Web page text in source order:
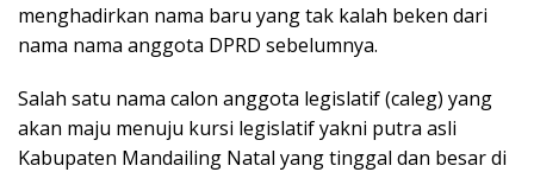
menghadirkan nama baru yang tak kalah beken dari
nama nama anggota DPRD sebelumnya.
Salah satu nama calon anggota legislatif (caleg) yang
akan maju menuju kursi legislatif yakni putra asli
Kabupaten Mandailing Natal yang tinggal dan besar di